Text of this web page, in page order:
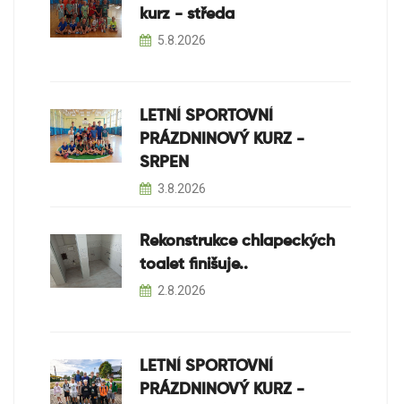
kurz - středa
5.8.2026
LETNÍ SPORTOVNÍ
PRÁZDNINOVÝ KURZ -
SRPEN
3.8.2026
Rekonstrukce chlapeckých
toalet finišuje..
2.8.2026
LETNÍ SPORTOVNÍ
PRÁZDNINOVÝ KURZ -